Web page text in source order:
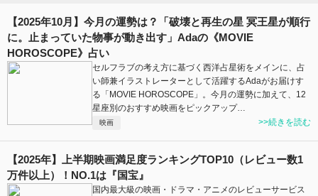
【2025年10月】今月の運勢は？「破壊と再生の星 冥王星が順行
に。止まっていた物事が動き出す」Adaの《MOVIE
HOROSCOPE》占い
セルフラブの考え方に基づく西洋占星術をメインに、占
い師兼イラストレーターとして活躍するAdaがお届けす
る「MOVIE HOROSCOPE」。今月の運勢に加えて、12
星座別のおすすめ映画をピックアップ…
映画 >>続きを読む
【2025年】上半期映画満足度ランキングTOP10（レビュー数1
万件以上）！NO.1は『国宝』
国内最大級の映画・ドラマ・アニメのレビューサービス